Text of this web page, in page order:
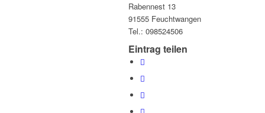
Rabennest 13
91555 Feuchtwangen
Tel.: 098524506
Eintrag teilen